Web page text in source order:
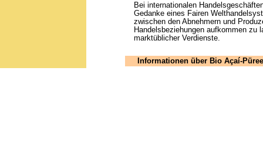
Bei internationalen
Gedanke eines Fairen
zwischen den Abnehmern und
Handelsbeziehungen aufkommen zu
marktüblicher Verdienste.
Informationen über Bio Açaí-Püree